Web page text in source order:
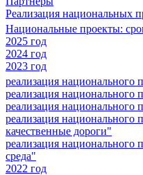
Реализация национальных
Национальные проекты:
2025 год
2024 год
2023 год
реализация национального
реализация национального
реализация национального
реализация национального
качественные дороги"
реализация национального
среда"
2022 год